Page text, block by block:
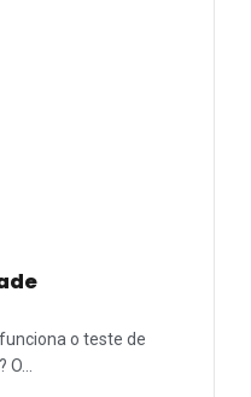
o teste de
O...